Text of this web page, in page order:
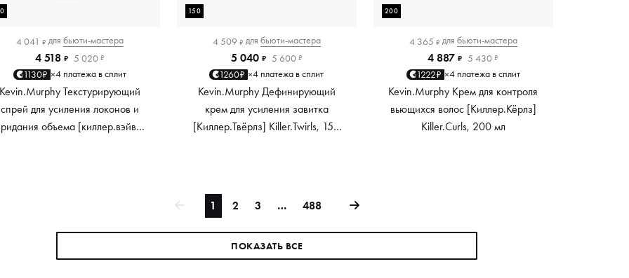
4 041 ₽ для бьюти-мастера
4 518 ₽ 5 020 ₽
1130₽ ×4 платежа в сплит
Kevin.Murphy Текстурирующий
спрей для усиления локонов и
объема [киллер.вэйвс]
150
4 509 ₽ для бьюти-мастера
5 040 ₽ 5 600 ₽
1260₽ ×4 платежа в сплит
Kevin.Murphy Дефинирующий
крем для усиления завитка
[Киллер.Твёрлз] Killer.Twirls, 150
200
4 365 ₽ для бьюти-мастера
4 887 ₽ 5 430 ₽
1222₽ ×4 платежа в сплит
Kevin.Murphy Крем для контроля
вьющихся волос [Киллер.Кёрлз]
Killer.Curls, 200 мл
1 2 3 … 488
ПОКАЗАТЬ ВСЕ